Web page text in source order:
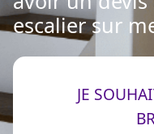
escalier sur
JE